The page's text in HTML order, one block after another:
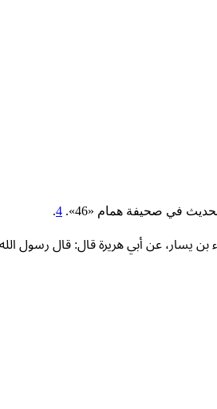
في صحيفة همام «46». 4
.